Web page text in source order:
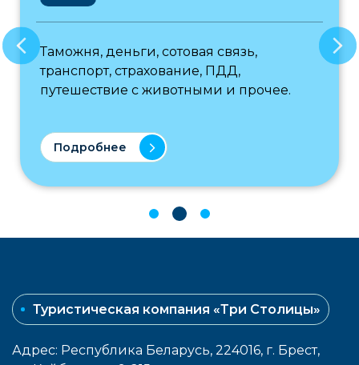
Таможня, деньги, сотовая связь,
транспорт, страхование, ПДД,
путешествие с животными и прочее.
Подробнее
Туристическая компания «Три Столицы»
Адрес: Республика Беларусь, 224016, г. Брест,